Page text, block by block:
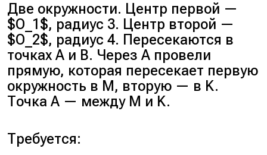
Две окружности. Центр первой —
$O_1$, радиус 3. Центр второй —
$O_2$, радиус 4. Пересекаются в
точках A и B. Через A провели
прямую, которая пересекает первую
окружность в M, вторую — в K.
Точка A — между M и K.
Требуется: